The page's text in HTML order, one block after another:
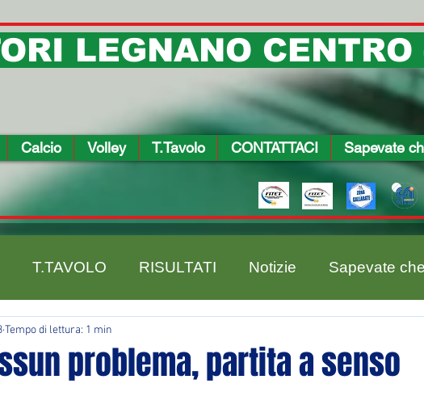
LEGNANO CENTRO
Calcio Volley T.Tavolo CONTATTACI Sapevate
T.TAVOLO RISULTATI Notizie Sapevate
problema, partita a senso
Tempo di lettura: 1 min